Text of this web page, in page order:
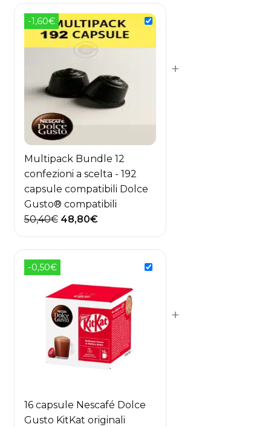
-1,60€
Multipack Bundle 12
confezioni a scelta - 192
capsule compatibili Dolce
Gusto® compatibili
50,40€ Il
50,40€.
48,80€Il
+
-0,50€
16 capsule Nescafé Dolce
Gusto KitKat originali
+